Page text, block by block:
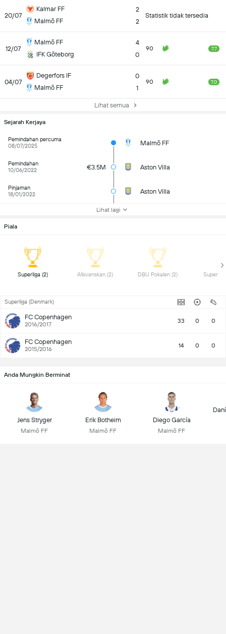
20/07
Kalmar FF
Malmö FF
2
2
Statistik tidak tersedia
12/07
Malmö FF
IFK Göteborg
4
0
90 7.7
04/07
Degerfors IF
Malmö FF
0
1
90 7.0
Lihat semua
Sejarah Kerjaya
Pemindahan percuma
08/07/2025
Malmö FF
Pemindahan
10/06/2022
€3.5M Aston Villa
Pinjaman
18/01/2022
Aston Villa
Lihat lagi
Piala
Superliga (2)
Superliga (Denmark)
FC Copenhagen
2016/2017 33 0 0
FC Copenhagen
2015/2016 14 0 0
Anda Mungkin Berminat
Jens Stryger
Malmö FF
Erik Botheim
Malmö FF
Diego García
Malmö FF